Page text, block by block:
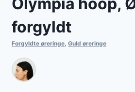
Olympia hoop,
forgyldt
Forgyldte øreringe, Guld øreringe